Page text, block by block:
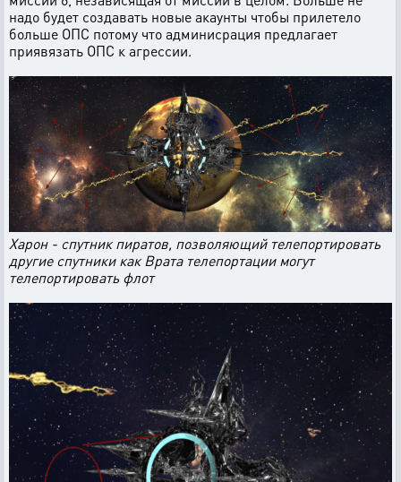
надо будет создавать новые акаунты чтобы прилетело
больше ОПС потому что админисрация предлагает
приявязать ОПС к агрессии.
Харон - спутник пиратов, позволяющий телепортировать
другие спутники как Врата телепортации могут
телепортировать флот